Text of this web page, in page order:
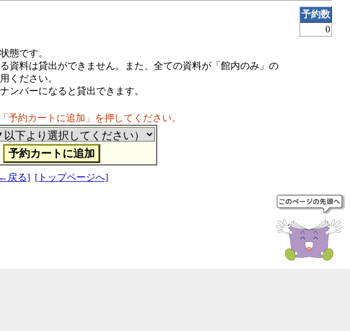
予約数
0
態です。
資料は貸出ができません。また、全ての資料が「館内のみ」の
ください。
ンバーになると貸出できます。
予約カートに追加」を押してください。
戻る] [トップページへ]